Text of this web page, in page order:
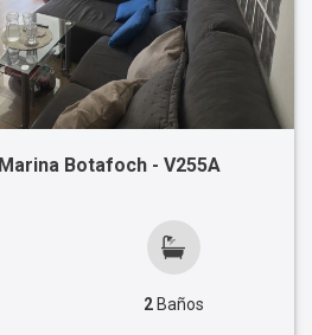
Botafoch - V255A
2Baños